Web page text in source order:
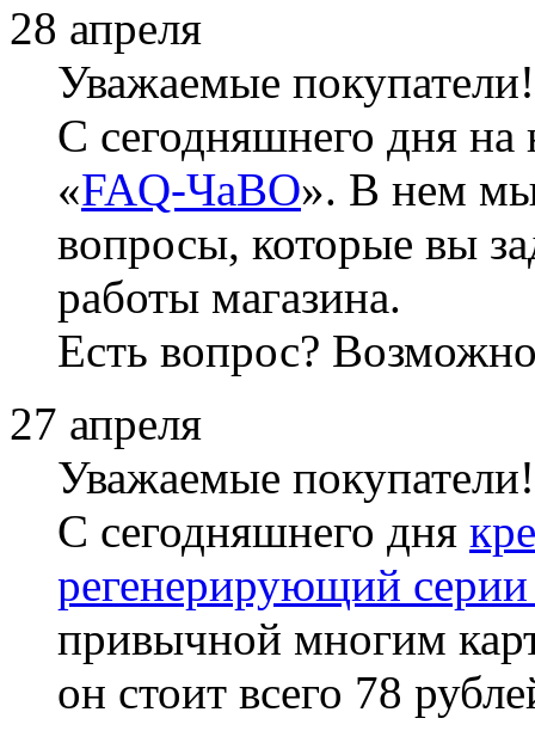
28 апреля
Уважаемые покупатели!
С сегодняшнего дня на
«FAQ-ЧаВО». В нем
вопросы, которые вы
работы магазина.
Есть вопрос?
27 апреля
Уважаемые покупатели!
С сегодняшнего дня
регенерирующий
привычной многим
он стоит всего 78